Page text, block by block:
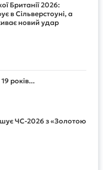
Британії 2026:
в Сільверстоуні, а
новий удар
років...
ЧС-2026 з «Золотою